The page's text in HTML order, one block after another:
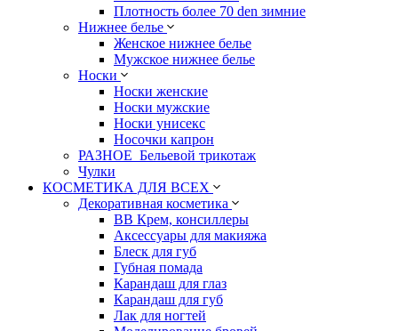
Плотность более 70 den зимние
Нижнее белье
Женское нижнее белье
Мужское нижнее белье
Носки
Носки женские
Носки мужские
Носки унисекс
Носочки капрон
РАЗНОЕ_Бельевой трикотаж
Чулки
КОСМЕТИКА ДЛЯ ВСЕХ
Декоративная косметика
BB Крем, консиллеры
Аксессуары для макияжа
Блеск для губ
Губная помада
Карандаш для глаз
Карандаш для губ
Лак для ногтей